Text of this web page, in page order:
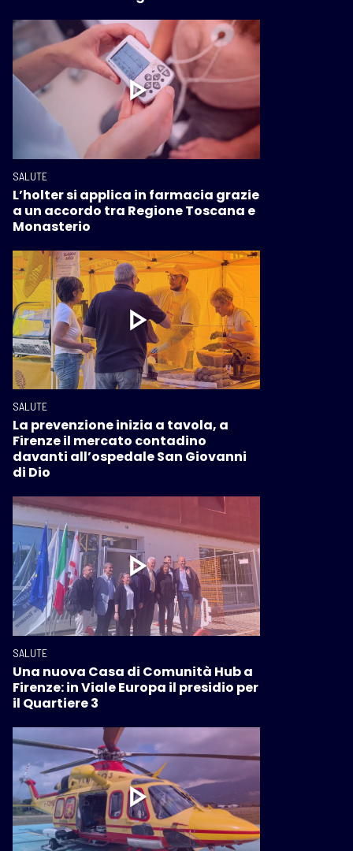
SALUTE
L’holter si applica in farmacia grazie
a un accordo tra Regione Toscana e
Monasterio
SALUTE
La prevenzione inizia a tavola, a
Firenze il mercato contadino
davanti all’ospedale San Giovanni
di Dio
SALUTE
Una nuova Casa di Comunità Hub a
Firenze: in Viale Europa il presidio per
il Quartiere 3